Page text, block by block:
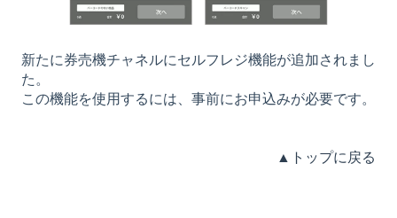
新たに券売機チャネルにセルフレジ機能が追加されまし
た。
この機能を使用するには、事前にお申込みが必要です。
▲トップに戻る